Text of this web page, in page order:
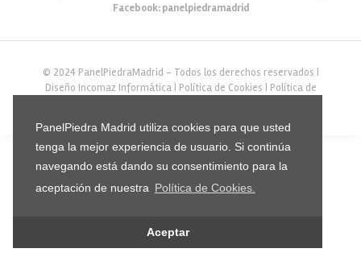
PanelPiedra Madrid utiliza cookies para que usted
tenga la mejor experiencia de usuario. Si continúa
navegando está dando su consentimiento para la
aceptación de nuestra Política de Cookies.
Aceptar
Facebook: panelpiedramadrid
© 2024 PanelPiedraMadrid - Todos los derechos reservados |
Diseño Incomaz Informática| Política de Cookies
Política de